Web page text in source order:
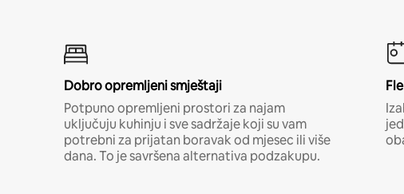
Dobro opremljeni smještaji
Potpuno opremljeni prostori za najam
uključuju kuhinju i sve sadržaje koji su vam
potrebni za prijatan boravak od mjesec ili više
dana. To je savršena alternativa podzakupu.